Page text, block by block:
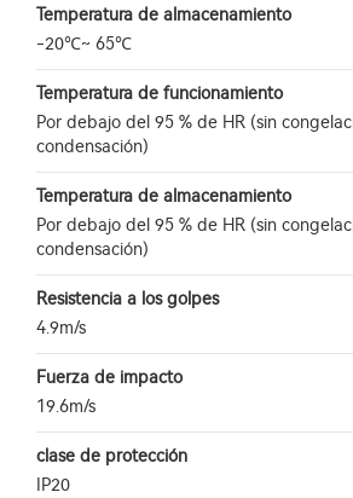
Temperatura de almacenamiento
-20℃~ 65℃
Temperatura de funcionamiento
Por debajo del 95 % de HR (sin
condensación)
Temperatura de almacenamiento
Por debajo del 95 % de HR (sin
condensación)
Resistencia a los golpes
4.9m/s
Fuerza de impacto
19.6m/s
clase de protección
IP20